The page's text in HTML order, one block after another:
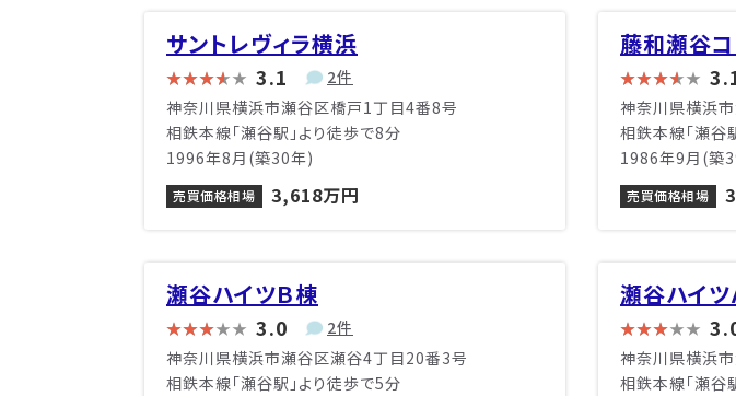
サントレヴィラ横浜
3.1
2件
神奈川県横浜市瀬谷区橋戸1丁目4番8号
相鉄本線「瀬谷駅」より徒歩で8分
1996年8月(築30年)
売買価格相場 3,618万円
藤和瀬谷
神奈川県横浜
相鉄本線「瀬谷
1986年9月(築
売買価格相場
瀬谷ハイツＢ棟
3.0
2件
神奈川県横浜市瀬谷区瀬谷4丁目20番3号
相鉄本線「瀬谷駅」より徒歩で5分
瀬谷ハイツ
神奈川県横浜
相鉄本線「瀬谷